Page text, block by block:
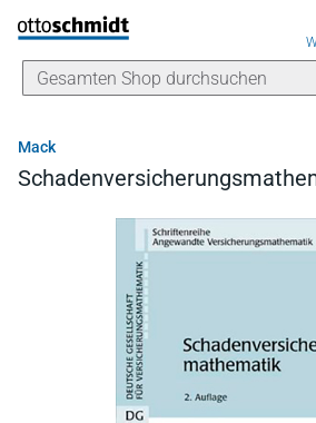
Direkt zum Inhalt
Mack